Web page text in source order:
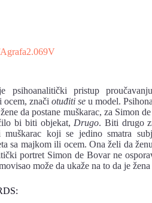
psihoanalitički pristup
ocem, značiotuđiti seu model.
da postane muškarac, za Simon
bi biti objekat, Drugo. Biti drugo
koji se jedino smatra
sa majkom ili ocem. Ona želi da
portret Simon de Bovar ne
može da ukaže na to da je